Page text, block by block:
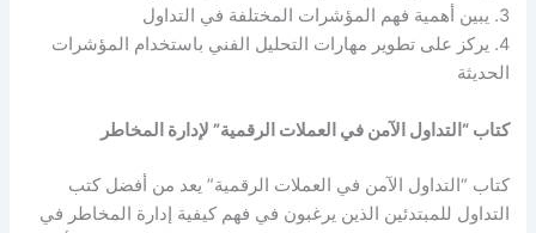
3. يبين أهمية فهم المؤشرات المختلفة في التداول
4. يركز على تطوير مهارات التحليل الفني باستخدام المؤشرات
الحديثة
كتاب “التداول الآمن في العملات الرقمية” لإدارة المخاطر
كتاب “التداول الآمن في العملات الرقمية” يعد من أفضل كتب
التداول للمبتدئين الذين يرغبون في فهم كيفية إدارة المخاطر في